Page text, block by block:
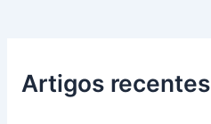
Artigos recentes